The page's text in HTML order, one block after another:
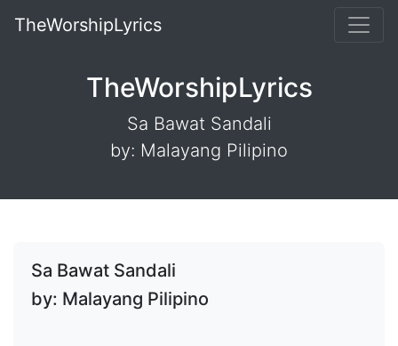
TheWorshipLyrics
TheWorshipLyrics
Sa Bawat Sandali
by: Malayang Pilipino
Sa Bawat Sandali
by: Malayang Pilipino